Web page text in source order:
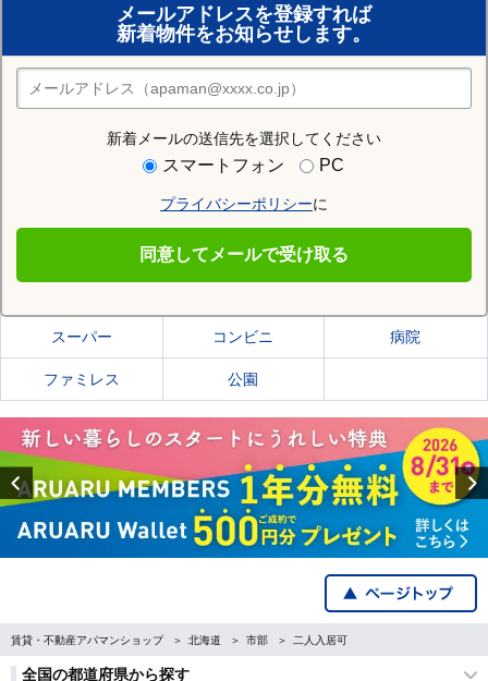
メールアドレスを登録すれば
新着物件をお知らせします。
新着メールの送信先を選択してください
スマートフォン PC
プライバシーポリシーに
同意してメールで受け取る
おまかせ物件リクエスト
住みたい街の店舗を探す
店舗検索
住む街研究所で足寄郡足寄町の情報を見る
足寄郡足寄町の施設一覧
スーパー コンビニ 病院
ファミレス 公園
Previous
賃貸・不動産アパマンショップ 北海道 市部 二人入居可
全国の都道府県から探す